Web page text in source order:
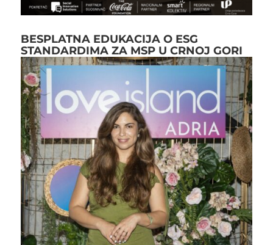
BESPLATNA EDUKACIJA O ESG
STANDARDIMA ZA MSP U CRNOJ GORI